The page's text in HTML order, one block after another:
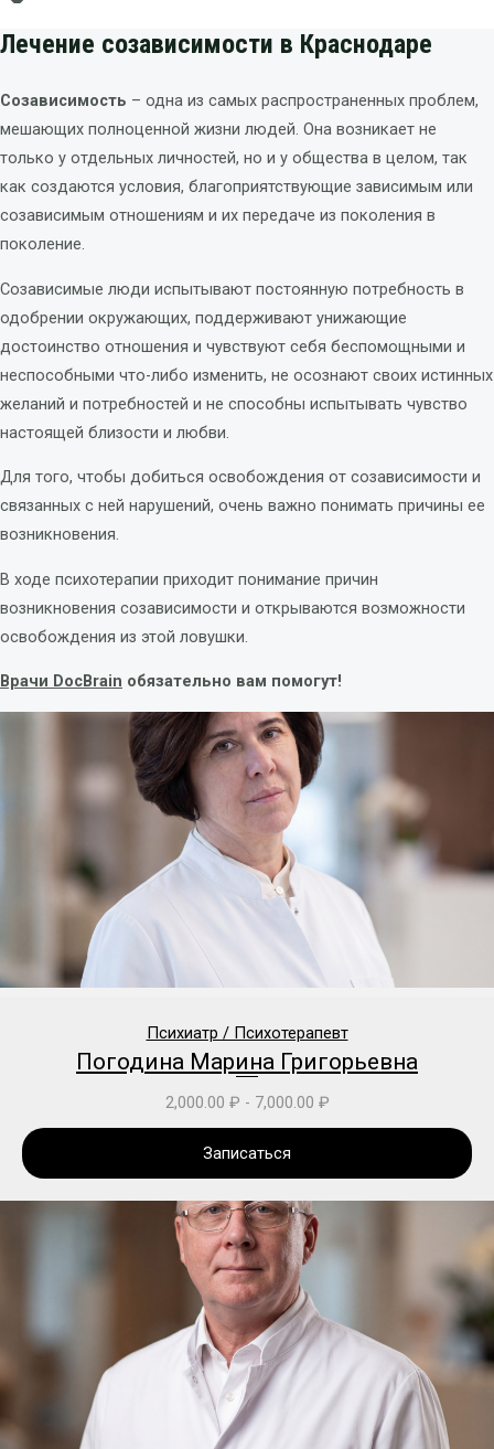
Лечение созависимости в Краснодаре
Созависимость – одна из самых распространенных проблем,
мешающих полноценной жизни людей. Она возникает не
только у отдельных личностей, но и у общества в целом, так
как создаются условия, благоприятствующие зависимым или
созависимым отношениям и их передаче из поколения в
поколение.
Созависимые люди испытывают постоянную потребность в
одобрении окружающих, поддерживают унижающие
достоинство отношения и чувствуют себя беспомощными и
неспособными что-либо изменить, не осознают своих истинных
желаний и потребностей и не способны испытывать чувство
настоящей близости и любви.
Для того, чтобы добиться освобождения от созависимости и
связанных с ней нарушений, очень важно понимать причины ее
возникновения.
В ходе психотерапии приходит понимание причин
возникновения созависимости и открываются возможности
освобождения из этой ловушки.
Врачи DocBrain обязательно вам помогут!
Психиатр / Психотерапевт
Погодина Марина Григорьевна
2,000.00 ₽ - 7,000.00 ₽
Записаться